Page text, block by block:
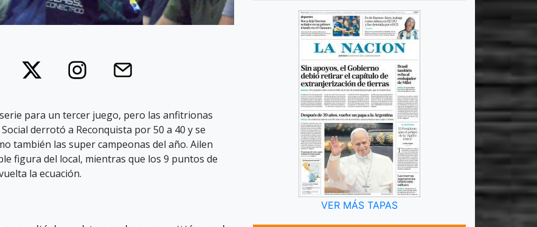
para un tercer juego, pero las anfitrionas
derrotó a Reconquista por 50 a 40 y se
también las super campeonas del año. Ailen
figura del local, mientras que los 9 puntos de
la ecuación.
VER MÁS TAPAS